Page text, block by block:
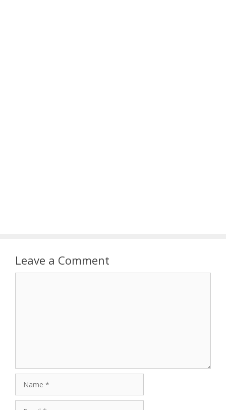
Leave a Comment